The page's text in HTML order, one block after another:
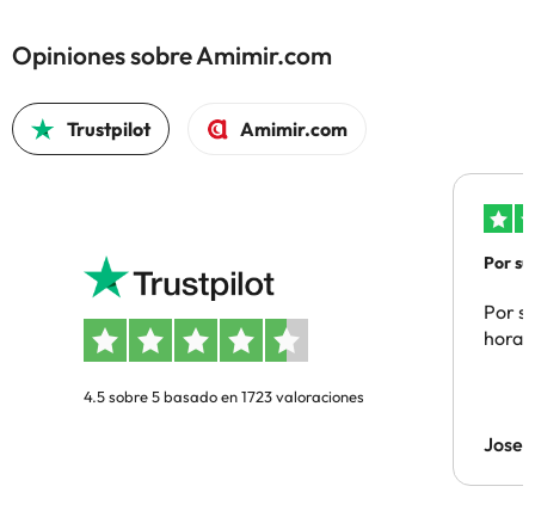
Opiniones sobre Amimir.com
Trustpilot Amimir.com
4.5 sobre 5 basado en 1723 valoraciones
Por
Por
hora
Jose